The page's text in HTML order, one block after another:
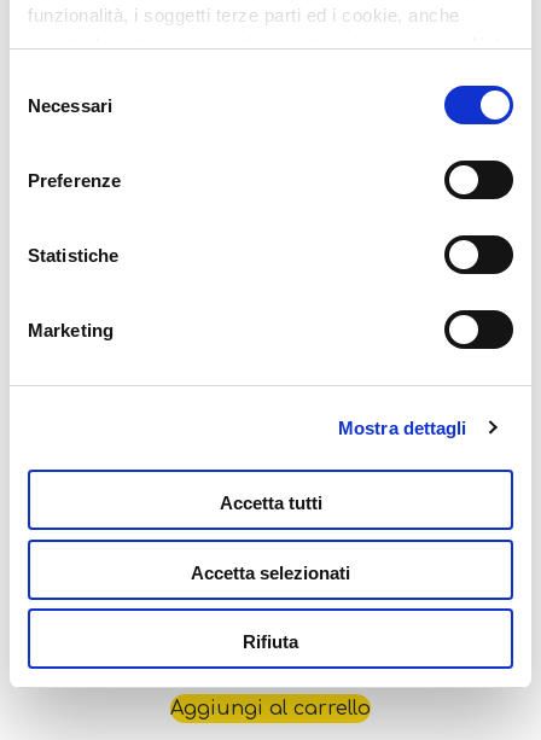
funzionalità, i soggetti terze parti ed i cookie, anche
eventualmente raggruppati per categorie omogenee. Nel
Privacy e Cookie Policy,
dove potrai avere maggiori
informazioni e modificare le tue scelte. Potrai verificare e
modificare i tuoi consensi anche cliccando sul simbolo
della graffetta presente su ogni pagina
delNecessari
Preferenze
Statistiche
Marketing
Mostra dettagli
Accetta tutti
Accetta selezionati
Rifiuta
Carotina Gli Utilissimi Il Gioco Delle
Carotina Gli Utilissimi Il Mio Primo Alfabeto
10,99€
Aggiungi al carrello